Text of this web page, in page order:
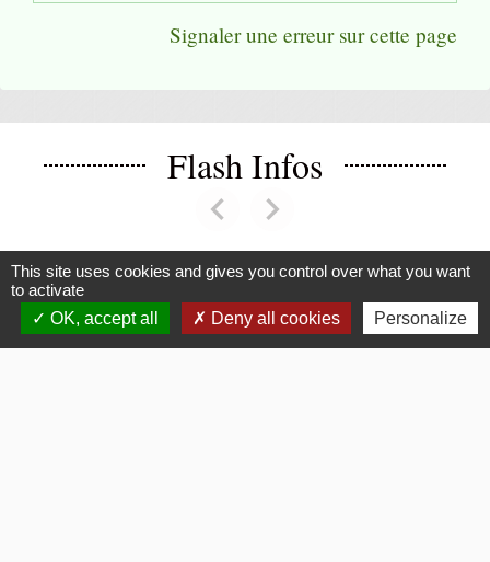
Signaler une erreur sur cette page
Flash Infos
chevron_leftPrevious
chevron_rightNext
Voir tout
This site uses cookies and gives you control over what you want
to activate
OK, accept all
Deny all cookies Personalize